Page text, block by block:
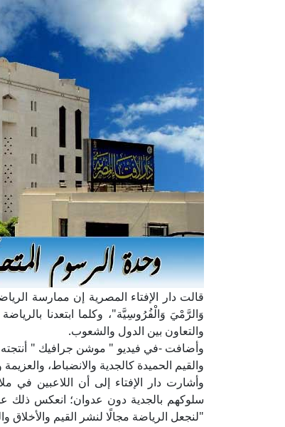
قالت دار الإفتاء المصرية إن ممارسة
وَالرَّمْيَ وَالْفُرُوسِيَّة"، وكلما ابتعدنا
والتعاون بين الدول والشعوب.
وأضافت -في فيديو " موشن جرافيك "
والقيم الحميدة كالجدية والانضباط،
وأشارت دار الإفتاء إلى أن اللاعبين في
سلوكهم بالجدية دون عدوان؛ انعكس ذلك
"لنجعل الرياضة مجالًا لنشر القيم